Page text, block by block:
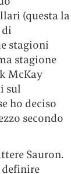
(questa la
stagioni
stagione
McKay
sul
ho deciso
secondo
Sauron.
definire